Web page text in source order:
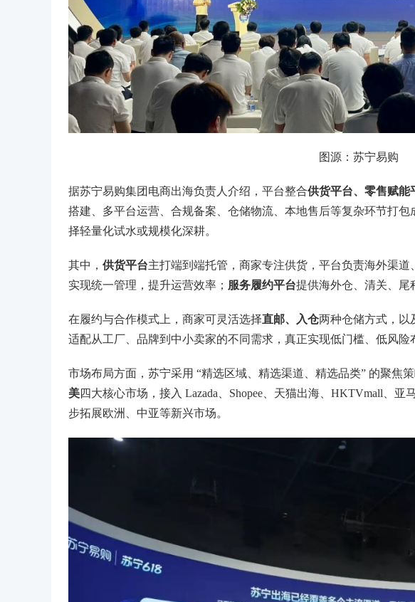
图源：苏宁易购
据苏宁易购集团电商出海负责人介绍，平台整合供货平台、零售赋能
搭建、多平台运营、合规备案、仓储物流、本地售后等复杂环节打
择轻量化试水或规模化深耕。
其中， 供货平台主打端到端托管，商家专注供货，平台负责海外渠道
实现统一管理，提升运营效率； 服务履约平台提供海外仓、清关、尾
在履约与合作模式上，商家可灵活选择直邮、入仓两种仓储方式，以
适配从工厂、品牌到中小卖家的不同需求，真正实现低门槛、低风险
市场布局方面，苏宁采用 “精选区域、精选渠道、精选品类” 的聚焦
美四大核心市场，接入 Lazada、Shopee、天猫出海、HKTVmall、
步拓展欧洲、中亚等新兴市场。